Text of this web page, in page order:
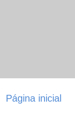
Página inicial